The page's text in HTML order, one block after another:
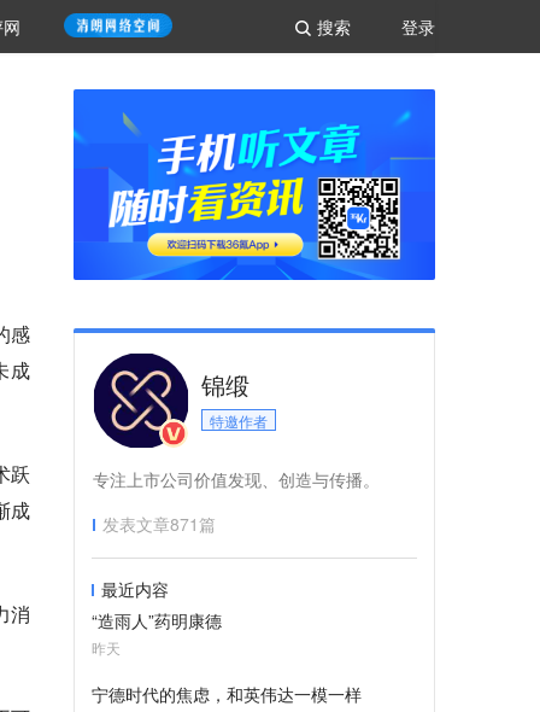
登录
搜索
感
成
跃
成
消
锦缎
特邀作者
专注上市公司价值发现、创造与传播。
发表文章871篇
最近内容
“造雨人”药明康德
昨天
宁德时代的焦虑，和英伟达一模一样